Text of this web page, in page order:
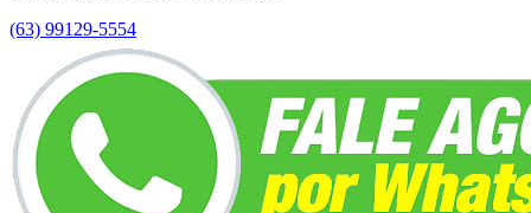
(63) 99129-5554